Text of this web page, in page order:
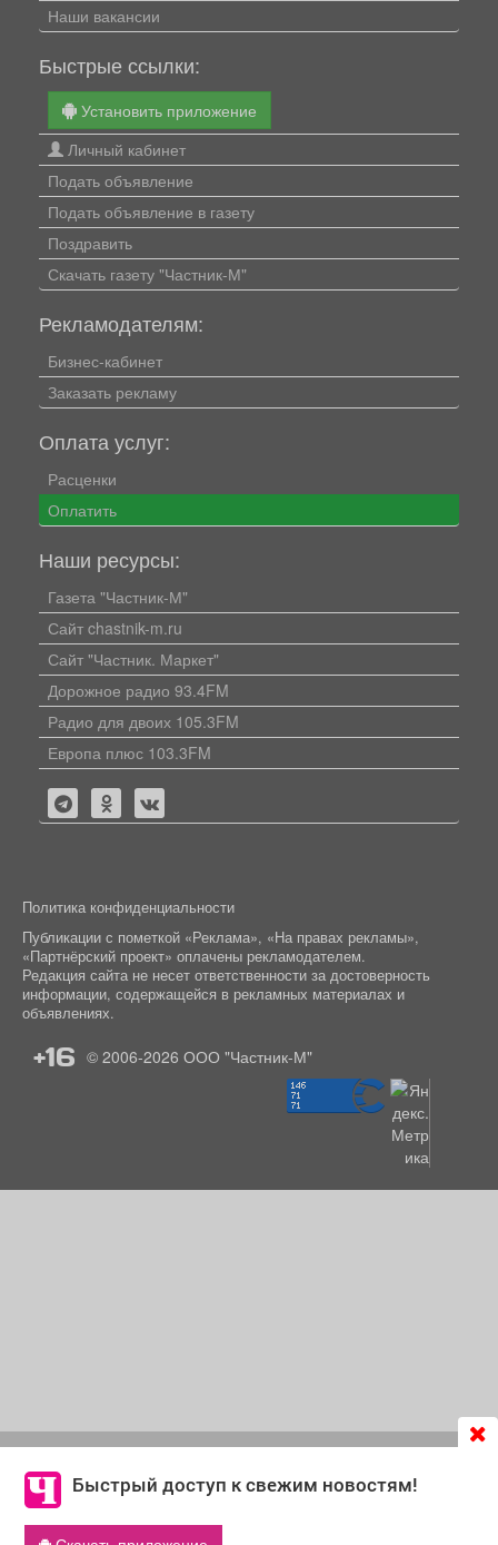
Быстрый доступ к свежим новостям!
согласие на обработку файлов cookie, которые
обеспечивают корректную работу сайта и сбора
информации для улучшения качества сервисов.
Наши вакансии
Быстрые ссылки:
Установить приложение
Личный кабинет
Подать объявление
Подать объявление в газету
Поздравить
Скачать газету "Частник-М"
Рекламодателям:
Бизнес-кабинет
Заказать рекламу
Оплата услуг:
Расценки
Оплатить
Наши ресурсы:
Газета "Частник-М"
Сайт chastnik-m.ru
Сайт "Частник. Маркет"
Дорожное радио 93.4FM
Радио для двоих 105.3FM
Европа плюс 103.3FM
Политика конфиденциальности
Публикации с пометкой «Реклама», «На правах рекламы»,
«Партнёрский проект» оплачены рекламодателем.
Редакция сайта не несет ответственности за достоверность
информации, содержащейся в рекламных материалах и
объявлениях.
+16 © 2006-2026 ООО "Частник-М"